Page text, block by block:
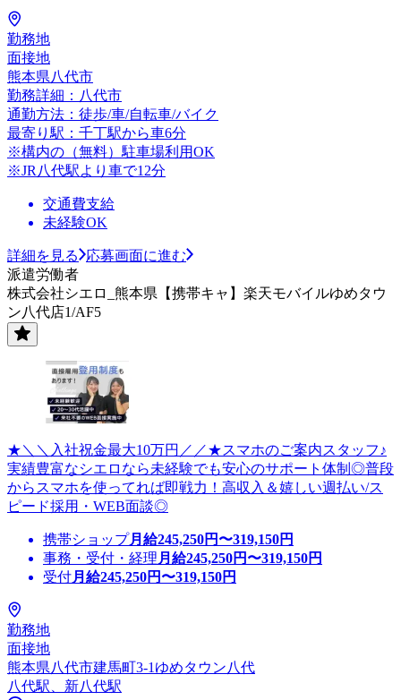
勤務地
面接地
熊本県八代市
勤務詳細：八代市
通勤方法：徒歩/車/自転車/バイク
最寄り駅：千丁駅から車6分
※構内の（無料）駐車場利用OK
※JR八代駅より車で12分
交通費支給
未経験OK
詳細を見る
応募画面に進む
派遣労働者
株式会社シエロ_熊本県【携帯キャ】楽天モバイルゆめタウ
ン八代店1/AF5
★＼＼入社祝金最大10万円／／★スマホのご案内スタッフ♪
実績豊富なシエロなら未経験でも安心のサポート体制◎普段
からスマホを使ってれば即戦力！高収入＆嬉しい週払い/ス
ピード採用・WEB面談◎
携帯ショップ月給245,250円〜319,150円
事務・受付・経理 月給245,250円〜319,150円
受付月給245,250円〜319,150円
勤務地
面接地
熊本県八代市建馬町3-1ゆめタウン八代
八代駅、新八代駅